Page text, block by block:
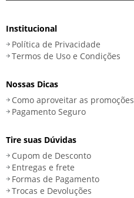
Institucional
Política de Privacidade
Termos de Uso e Condições
Nossas Dicas
Como aproveitar as promoções
Pagamento Seguro
Tire suas Dúvidas
Cupom de Desconto
Entregas e frete
Formas de Pagamento
Trocas e Devoluções